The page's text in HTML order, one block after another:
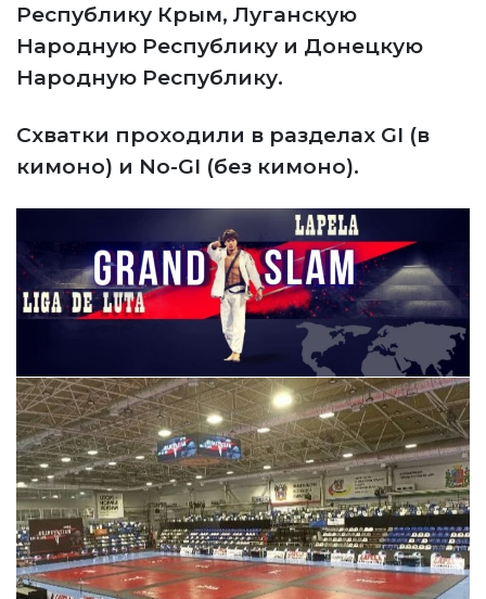
Республику Крым, Луганскую
Народную Республику и Донецкую
Народную Республику.
Схватки проходили в разделах GI (в
кимоно) и No-GI (без кимоно).